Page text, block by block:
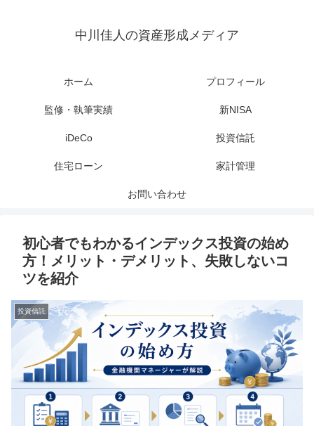
中川佳人の資産形成メディア
ホーム プロフィール
監修・執筆実績 新NISA
iDeCo 投資信託
住宅ローン 家計管理
お問い合わせ
初心者でもわかるインデックス投資の始め
方！メリット・デメリット、失敗しないコ
ツを紹介
投資信託